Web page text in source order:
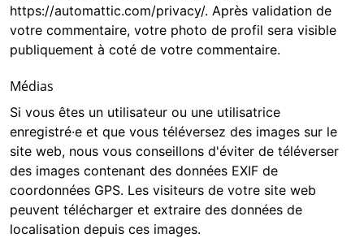
https://automattic.com/privacy/. Après validation de
votre commentaire, votre photo de profil sera visible
publiquement à coté de votre commentaire.
Médias
Si vous êtes un utilisateur ou une utilisatrice
enregistré·e et que vous téléversez des images sur le
site web, nous vous conseillons d'éviter de téléverser
des images contenant des données EXIF de
coordonnées GPS. Les visiteurs de votre site web
peuvent télécharger et extraire des données de
localisation depuis ces images.